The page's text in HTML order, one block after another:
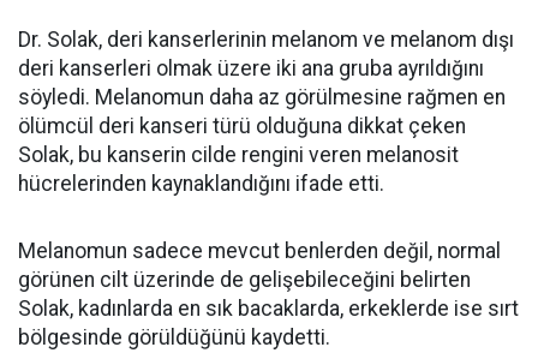
Dr. Solak, deri kanserlerinin melanom ve melanom dışı
deri kanserleri olmak üzere iki ana gruba ayrıldığını
söyledi. Melanomun daha az görülmesine rağmen en
ölümcül deri kanseri türü olduğuna dikkat çeken
Solak, bu kanserin cilde rengini veren melanosit
hücrelerinden kaynaklandığını ifade etti.
Melanomun sadece mevcut benlerden değil, normal
görünen cilt üzerinde de gelişebileceğini belirten
Solak, kadınlarda en sık bacaklarda, erkeklerde ise sırt
bölgesinde görüldüğünü kaydetti.